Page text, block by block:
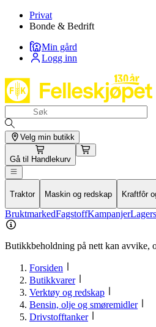
Privat
Bonde & Bedrift
Min gård
Logg inn
Velg min butikk
Gå til Handlekurv
Traktor Maskin og redskap Kraftfôr
BruktmarkedFagstoffKampanjer
Butikkbeholdning på nett kan avvike,
Forsiden
Butikkvarer
Verktøy og redskap
Bensin, olje og smøremidler
Drivstofftanker